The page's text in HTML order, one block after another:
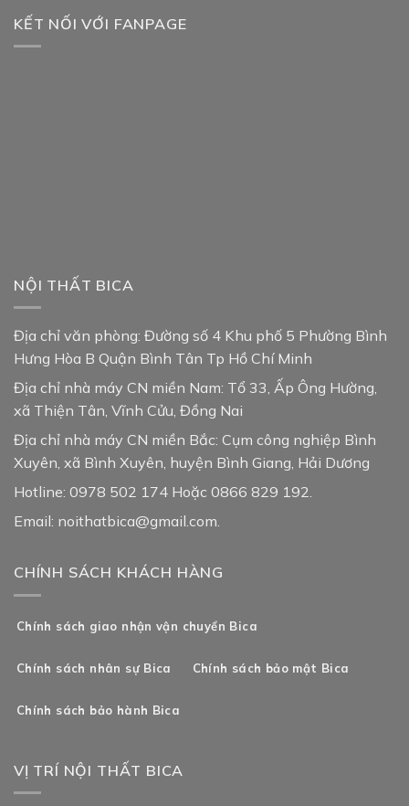
KẾT NỐI VỚI FANPAGE
NỘI THẤT BICA
Địa chỉ văn phòng: Đường số 4 Khu phố 5 Phường Bình
Hưng Hòa B Quận Bình Tân Tp Hồ Chí Minh
Địa chỉ nhà máy CN miền Nam: Tổ 33, Ấp Ông Hường,
xã Thiện Tân, Vĩnh Cửu, Đồng Nai
Địa chỉ nhà máy CN miền Bắc: Cụm công nghiệp Bình
Xuyên, xã Bình Xuyên, huyện Bình Giang, Hải Dương
Hotline: 0978 502 174 Hoặc 0866 829 192.
Email: noithatbica@gmail.com.
CHÍNH SÁCH KHÁCH HÀNG
Chính sách giao nhận vận chuyển Bica
Chính sách nhân sự Bica Chính sách bảo mật Bica
Chính sách bảo hành Bica
VỊ TRÍ NỘI THẤT BICA